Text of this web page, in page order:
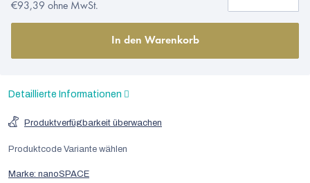
€93,39 ohne MwSt.
In den Warenkorb
Detaillierte Informationen
Marke: nanoSPACE
Produktverfügbarkeit überwachen
Produktcode Variante wählen